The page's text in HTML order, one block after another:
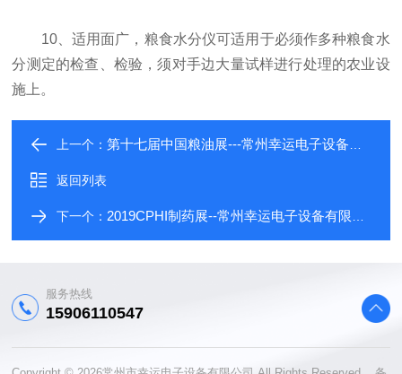
10、适用面广，粮食水分仪可适用于必须作多种粮食水
分测定的检查、检验，须对手边大量试样进行处理的农业设
施上。
上一个：第十七届中国粮油展---常州幸运电子设备有限公司
返回列表
下一个： 2019CPHI制药展--常州幸运电子设备有限公司
服务热线
15906110547